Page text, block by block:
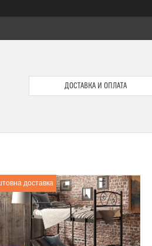
ДОСТАВКА И ОПЛАТА
доставка